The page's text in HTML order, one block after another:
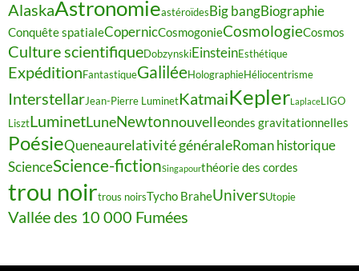
AlaskaAstronomieastéroïdesBig bangBiographie
Conquête spatialeCopernicCosmogonieCosmologieCosmos
Culture scientifiqueDobzynskiEinsteinEsthétique
ExpéditionFantastiqueGaliléeHolographieHéliocentrisme
InterstellarJean-Pierre LuminetKatmaiKeplerLaplaceLIGO
LisztLuminetLuneNewtonnouvelleondes gravitationnelles
PoésieQueneaurelativité généraleRoman historique
ScienceScience-fictionSingapourthéorie des cordes
trou noirtrous noirsTycho BraheUniversUtopie
Vallée des 10 000 Fumées